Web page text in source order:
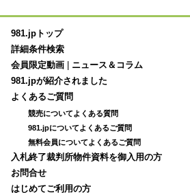
981.jpトップ
詳細条件検索
会員限定動画
ニュース＆コラム
981.jpが紹介されました
よくあるご質問
競売についてよくある質問
981.jpについてよくあるご質問
無料会員についてよくあるご質問
入札終了裁判所物件資料を御入用の方
お問合せ
はじめてご利用の方